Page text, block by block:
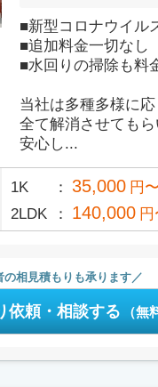
■新型コロナウイル
■追加料金一切なし
■水回りの掃除も料
当社は多種多様に
全て解消させてもら
安心し...
1K 35,000 円〜
2LDK
140,000
の相見積もりも承ります
依頼・相談する （無